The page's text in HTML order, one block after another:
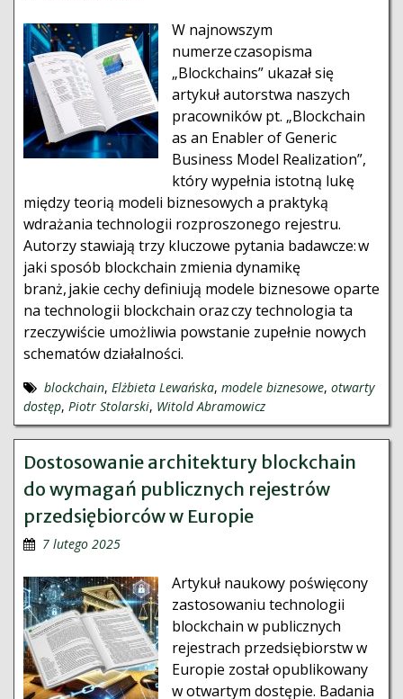
W najnowszym
numerze czasopisma
„Blockchains” ukazał się
artykuł autorstwa naszych
pracowników pt. „Blockchain
as an Enabler of Generic
Business Model Realization”,
który wypełnia istotną lukę
między teorią modeli biznesowych a praktyką
wdrażania technologii rozproszonego rejestru.
Autorzy stawiają trzy kluczowe pytania badawcze: w
jaki sposób blockchain zmienia dynamikę
branż, jakie cechy definiują modele biznesowe oparte
na technologii blockchain oraz czy technologia ta
rzeczywiście umożliwia powstanie zupełnie nowych
schematów działalności.
blockchain, Elżbieta Lewańska, modele biznesowe, otwarty
dostęp, Piotr Stolarski, Witold Abramowicz
Dostosowanie architektury blockchain
do wymagań publicznych rejestrów
przedsiębiorców w Europie
7 lutego 2025
Artykuł naukowy poświęcony
zastosowaniu technologii
blockchain w publicznych
rejestrach przedsiębiorstw w
Europie został opublikowany
w otwartym dostępie. Badania